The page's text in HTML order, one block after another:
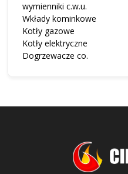
wymienniki c.w.u.
Wkłady kominkowe
Kotły gazowe
Kotły elektryczne
Dogrzewacze co.